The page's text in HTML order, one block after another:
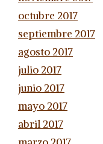
octubre 2017
septiembre 2017
agosto 2017
julio 2017
junio 2017
mayo 2017
abril 2017